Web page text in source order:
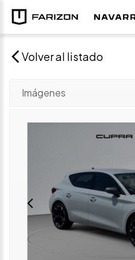
Volver al listado
Imágenes